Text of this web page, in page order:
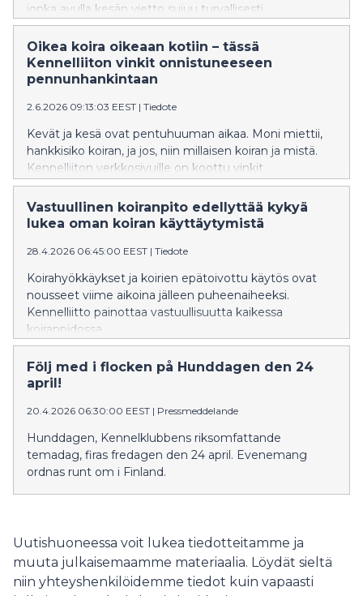
jonka avulla kesän vietto sujuu turvallisesti.
Oikea koira oikeaan kotiin – tässä
Kennelliiton vinkit onnistuneeseen
pennunhankintaan
2.6.2026 09:13:03 EEST | Tiedote
Kevät ja kesä ovat pentuhuuman aikaa. Moni miettii,
hankkisiko koiran, ja jos, niin millaisen koiran ja mistä.
Kennelliiton verkkosivuille on koottu vinkit
onnistuneeseen koiran hankintaan.
Vastuullinen koiranpito edellyttää kykyä
lukea oman koiran käyttäytymistä
28.4.2026 06:45:00 EEST | Tiedote
Koirahyökkäykset ja koirien epätoivottu käytös ovat
nousseet viime aikoina jälleen puheenaiheeksi.
Kennelliitto painottaa vastuullisuutta kaikessa
koiranpidossa.
Följ med i flocken på Hunddagen den 24
april!
20.4.2026 06:30:00 EEST | Pressmeddelande
Hunddagen, Kennelklubbens riksomfattande
temadag, firas fredagen den 24 april. Evenemang
ordnas runt om i Finland.
Uutishuoneessa voit lukea tiedotteitamme ja
muuta julkaisemaamme materiaalia. Löydät sieltä
niin yhteyshenkilöidemme tiedot kuin vapaasti